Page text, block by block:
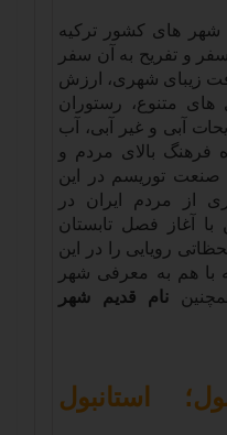
شهر های کشور ترکیه
و تفریح به آن سفر
زیبای شهری، ارزش
های متنوع، رستوران
آبی و غیر آبی، آب
فرهنگ بالای مردم و
صنعت توریسم در این
از مردم ایران در
آغاز فصل تابستان
رویایی را در این
با هم به معرفی شهر
نام قدیم شهر
استانبول